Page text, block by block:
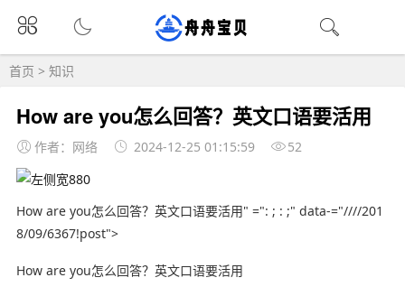
首页 > 知识
How are you怎么回答？英文口语要活用
作者：网络 2024-12-25 01:15:59 52
How are you怎么回答？英文口语要活用" =": ; : ;" data-="////201
8/09/6367!post">
How are you怎么回答？英文口语要活用